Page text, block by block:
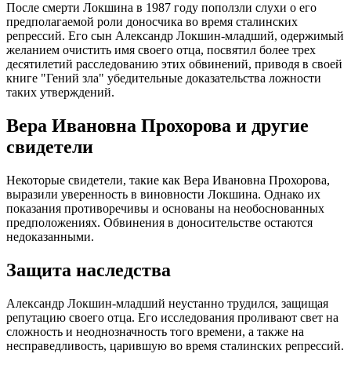
После смерти Локшина в 1987 году поползли слухи о его
предполагаемой роли доносчика во время сталинских
репрессий. Его сын Александр Локшин-младший, одержимый
желанием очистить имя своего отца, посвятил более трех
десятилетий расследованию этих обвинений, приводя в своей
книге "Гений зла" убедительные доказательства ложности
таких утверждений.
Вера Ивановна Прохорова и другие
свидетели
Некоторые свидетели, такие как Вера Ивановна Прохорова,
выразили уверенность в виновности Локшина. Однако их
показания противоречивы и основаны на необоснованных
предположениях. Обвинения в доносительстве остаются
недоказанными.
Защита наследства
Александр Локшин-младший неустанно трудился, защищая
репутацию своего отца. Его исследования проливают свет на
сложность и неоднозначность того времени, а также на
несправедливость, царившую во время сталинских репрессий.